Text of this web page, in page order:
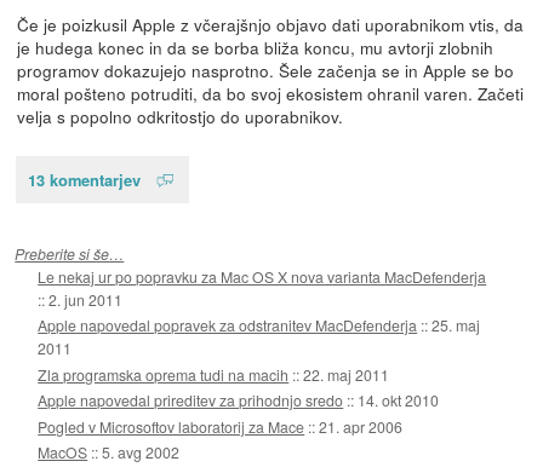
Če je poizkusil Apple z včerajšnjo objavo dati uporabnikom vtis, da
je hudega konec in da se borba bliža koncu, mu avtorji zlobnih
programov dokazujejo nasprotno. Šele začenja se in Apple se bo
moral pošteno potruditi, da bo svoj ekosistem ohranil varen. Začeti
velja s popolno odkritostjo do uporabnikov.
13 komentarjev
Preberite si še…
Le nekaj ur po popravku za Mac OS X nova varianta MacDefenderja
::2. jun 2011
Apple napovedal popravek za odstranitev MacDefenderja ::25. maj
2011
Zla programska oprema tudi na macih ::22. maj 2011
Apple napovedal prireditev za prihodnjo sredo :: 14. okt 2010
Pogled v Microsoftov laboratorij za Mace ::21. apr 2006
MacOS ::5. avg 2002